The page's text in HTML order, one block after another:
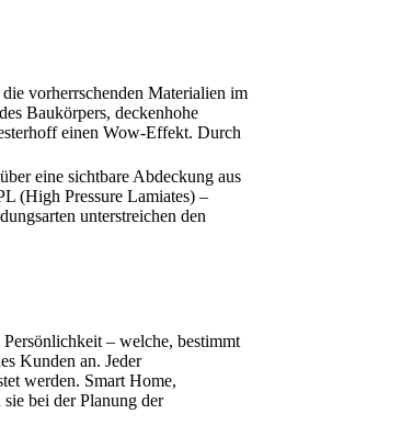
vorherrschenden Materialien im
Baukörpers, deckenhohe
einen Wow-Effekt. Durch
eine sichtbare Abdeckung aus
(High Pressure Lamiates) –
unterstreichen den
– welche, bestimmt
Kunden an. Jeder
werden. Smart Home,
bei der Planung der